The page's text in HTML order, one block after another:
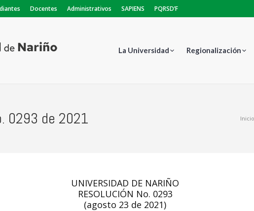
Docentes Administrativos SAPIENS PQRSD’F
La Universidad Regionalización
0293 de 2021 Inicio
UNIVERSIDAD DE NARIÑO
RESOLUCIÓN No. 0293
(agosto 23 de 2021)